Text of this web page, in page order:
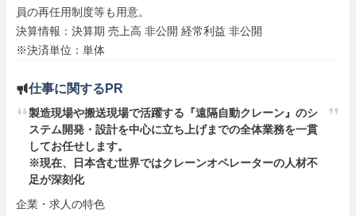
員の再任用制度等も用意。
決算情報：決算期 売上高 非公開 経常利益 非公開
※決済単位：単体
仕事に関するPR
製造現場や搬送現場で活躍する『遠隔自動クレーン』のシ
ステム開発・設計を中心に立ち上げまでの全体業務を一貫
してお任せします。
※現在、日本含む世界ではクレーンオペレーターの人材不
足が深刻化
企業・求人の特色